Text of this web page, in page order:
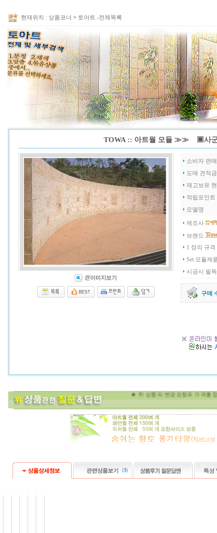
현재위치 : 상품코너 > 토아트 -전체목록
TOWA :: 아트월 모듈 ≫≫ ▣사군
소비자 판
도매 견적
재고보유
적립포인트
모델명
제조사
브랜드
1 장의 규격
Set 모듈제
시공시 필
구매
★ 위 상품의 변경요청과 가격흥정
(3)